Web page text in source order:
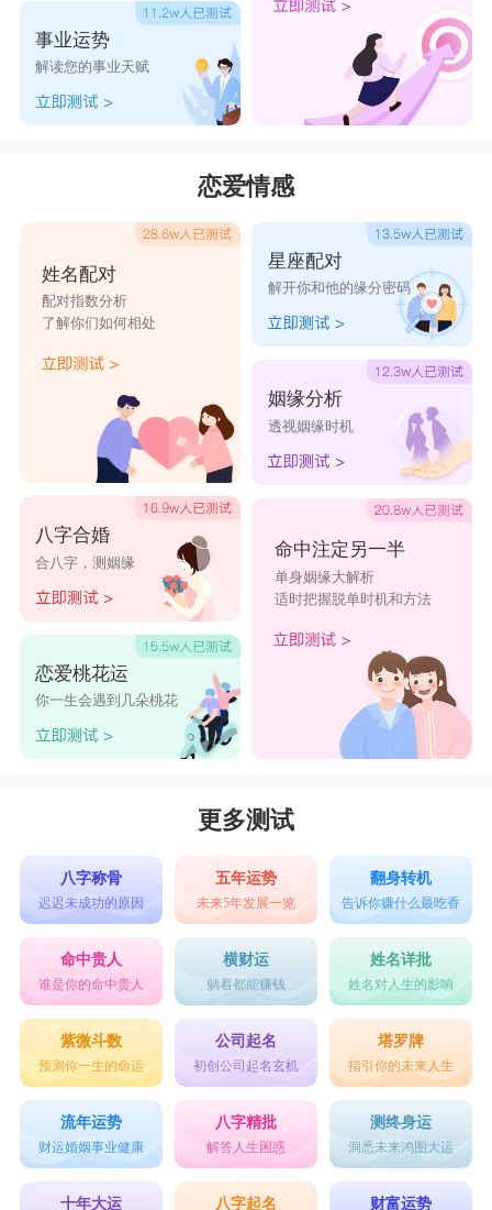
事业运势
解读您的事业天赋
恋爱情感
姓名配对
配对指数分析
了解你们如何相处
八字合婚
合八字，测姻缘
恋爱桃花运
你一生会遇到几朵桃花
星座配对
解开你和他的缘分密码
姻缘分析
透视姻缘时机
命中注定另一半
单身姻缘大解析
适时把握脱单时机和方法
更多测试
八字称骨
迟迟未成功的原因
五年运势
未来5年发展一览
翻身转机
告诉你赚什么最吃香
命中贵人
谁是你的命中贵人
横财运
躺着都能赚钱
姓名详批
姓名对人生的影响
紫微斗数
预测你一生的命运
公司起名
初创公司起名玄机
塔罗牌
指引你的未来人生
流年运势
财运婚姻事业健康
八字精批
解答人生困惑
测终身运
洞悉未来鸿图大运
十年大运 八字起名 财富运势